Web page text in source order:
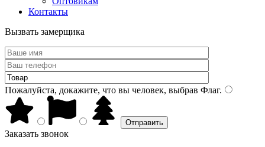
Контакты
Вызвать замерщика
Пожалуйста, докажите, что вы человек, выбрав Флаг.
Заказать звонок